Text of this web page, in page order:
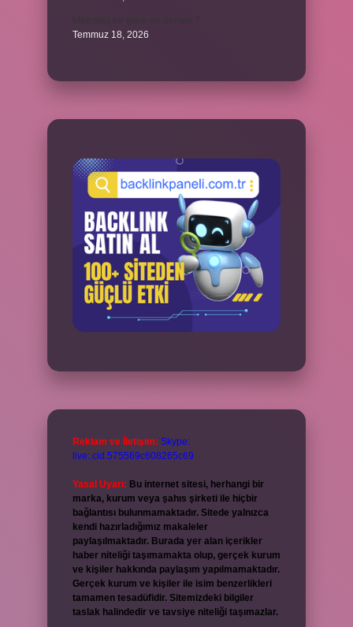
Temmuz 18, 2026
Reklam ve İletişim: Skype:
live:.cid.575569c608265c69
Yasal Uyarı: Bu internet sitesi, herhangi bir
marka, kurum veya şahıs şirketi ile hiçbir
bağlantısı bulunmamaktadır. Sitede yalnızca
kendi hazırladığımız makaleler
paylaşılmaktadır. Burada yer alan içerikler
haber niteliği taşımamakta olup, gerçek kurum
ve kişiler hakkında paylaşım yapılmamaktadır.
Gerçek kurum ve kişiler ile isim benzerlikleri
tamamen tesadüfidir. Sitemizdeki bilgiler
taslak halindedir ve tavsiye niteliği taşımazlar.